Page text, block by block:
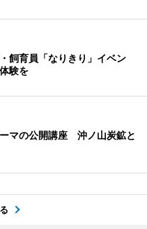
飼育員「なりきり」イベン
験を
マの公開講座 沖ノ山炭鉱と